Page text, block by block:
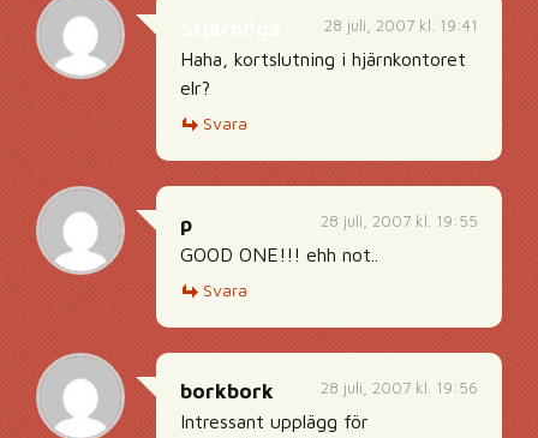
28 juli, 2007 kl. 19:41
Haha, kortslutning i hjärnkontoret
elr?
Svara
28 juli, 2007 kl. 19:55
p
GOOD ONE!!! ehh not..
Svara
28 juli, 2007 kl. 19:56
borkbork
Intressant upplägg för